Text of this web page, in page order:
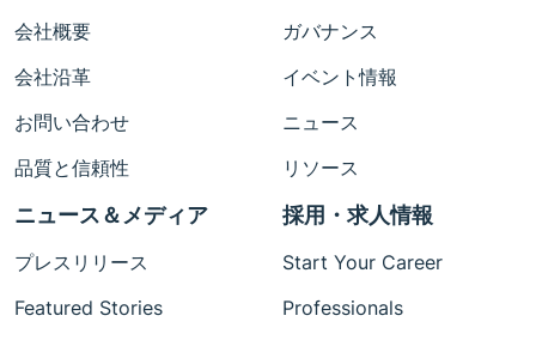
会社概要
会社沿革
お問い合わせ
品質と信頼性
ガバナンス
イベント情報
ニュース
リソース
ニュース＆メディア
プレスリリース
Featured Stories
採用・求人情報
Start Your Career
Professionals